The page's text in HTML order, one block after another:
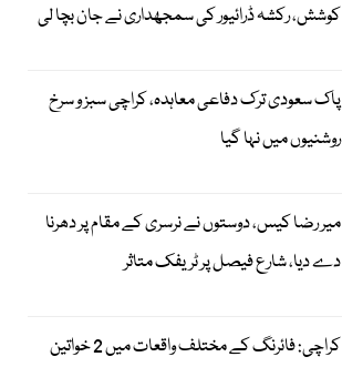
کوشش، رکشہ ڈرائیور کی سمجھداری نے جان بچا لی
پاک سعودی ترک دفاعی معاہدہ، کراچی سبز و سرخ
روشنیوں میں نہا گیا
میر رضا کیس، دوستوں نے نرسری کے مقام پر دھرنا
دے دیا، شارع فیصل پر ٹریفک متاثر
کراچی: فائرنگ کے مختلف واقعات میں 2 خواتین